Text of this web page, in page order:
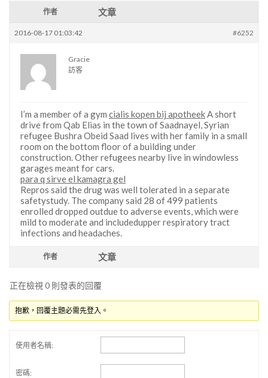
作者 文章
2016-08-17 01:03:42 #6252
Gracie
訪客
I’m a member of a gym cialis kopen bij apotheekA short
drive from Qab Elias in the town of Saadnayel, Syrian
refugee Bushra Obeid Saad lives with her family in a small
room on the bottom floor of a building under
construction. Other refugees nearby live in windowless
garages meant for cars.
para q sirve el kamagra gel
Repros said the drug was well tolerated in a separate
safetystudy. The company said 28 of 499 patients
enrolled dropped outdue to adverse events, which were
mild to moderate and includedupper respiratory tract
infections and headaches.
作者 文章
正在檢視 0 則發表的回覆
抱歉，回覆主題必需先登入。
使用者名稱:
密碼: